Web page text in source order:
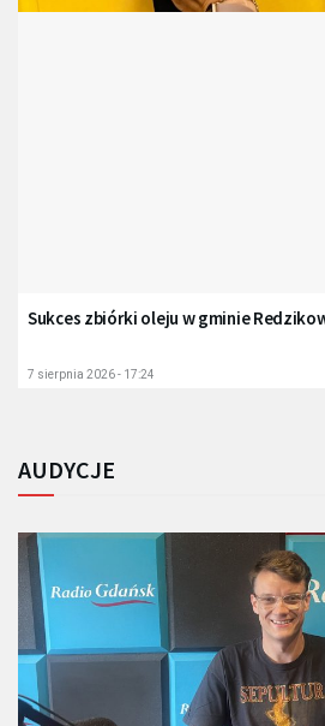
Sukces zbiórki oleju w gminie
7 sierpnia 2026 - 17:24
AUDYCJE